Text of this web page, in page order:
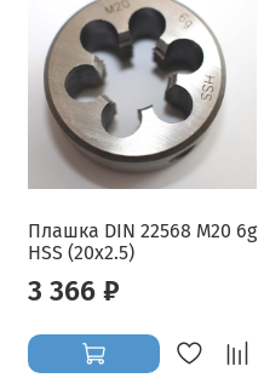
Плашка DIN 22568 M20 6g
HSS (20x2.5)
3 366 ₽